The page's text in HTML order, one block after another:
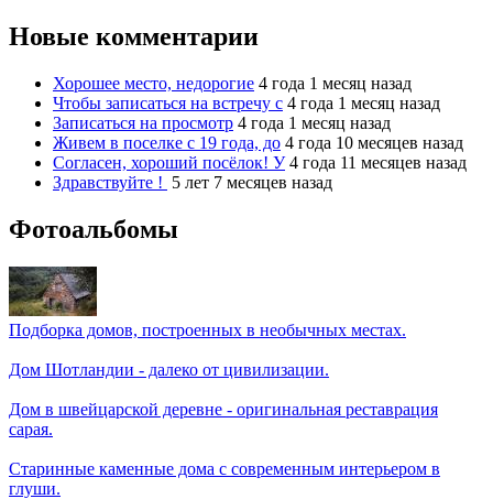
Новые комментарии
Хорошее место, недорогие 4 года 1 месяц назад
Чтобы записаться на встречу с 4 года 1 месяц назад
Записаться на просмотр 4 года 1 месяц назад
Живем в поселке с 19 года, до 4 года 10 месяцев назад
Согласен, хороший посёлок! У 4 года 11 месяцев назад
Здравствуйте ! 5 лет 7 месяцев назад
Фотоальбомы
Подборка домов, построенных в необычных местах.
Дом Шотландии - далеко от цивилизации.
Дом в швейцарской деревне - оригинальная реставрация
сарая.
Старинные каменные дома с современным интерьером в
глуши.